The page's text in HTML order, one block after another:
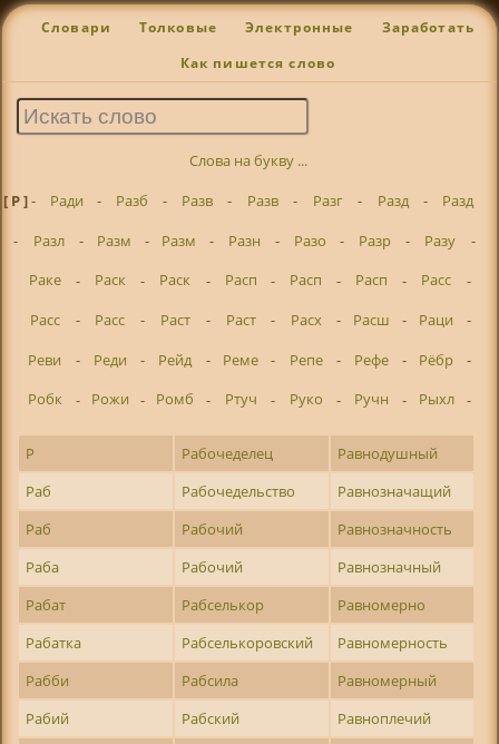
Словари Толковые Электронные Заработать
Как пишется слово
Слова на букву ...
[ Р ]- Ради - Разб - Разв - Разв - Разг - Разд -
Разд
-
Разл - Разм - Разм - Разн - Разо - Разр - Разу
-
Раке
- Раск - Раск - Расп - Расп - Расп - Расс
-
Расс
- Расс - Раст - Раст - Расх - Расш - Раци
-
Реви
- Реди - Рейд - Реме - Репе - Рефе - Рёбр
-
Робк
- Рожи - Ромб - Ртуч - Руко - Ручн - Рыхл -
Р Рабочеделец
Равнодушный
Раб
Рабочедельство
Равнозначащий
Раб
Рабочий
Равнозначность
Раба
Рабочий
Равнозначный
Рабат
Рабселькор
Равномерно
Рабатка
Рабселькоровский
Равномерность
Рабби
Рабсила
Равномерный
Рабий
Рабский
Равноплечий